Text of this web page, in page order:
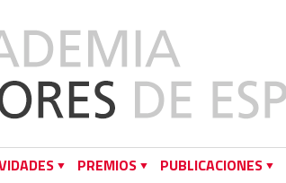
PREMIOS PUBLICACIONES